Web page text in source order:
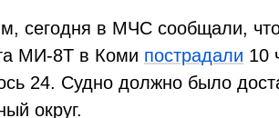
сегодня в МЧС сообщали, что
МИ-8Т в Коми пострадали 10
24. Судно должно было
округ.